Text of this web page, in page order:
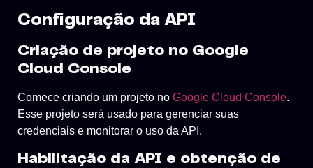
Configuração da API
Criação de projeto no Google
Cloud Console
Comece criando um projeto no Google Cloud Console.
Esse projeto será usado para gerenciar suas
credenciais e monitorar o uso da API.
Habilitação da API e obtenção de